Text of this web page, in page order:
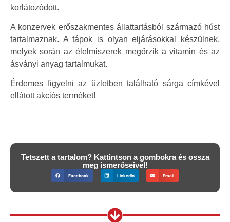
korlátozódott.
A konzervek erőszakmentes állattartásból származó húst
tartalmaznak. A tápok is olyan eljárásokkal készülnek,
melyek során az élelmiszerek megőrzik a vitamin és az
ásványi anyag tartalmukat.
Érdemes figyelni az üzletben található sárga címkével
ellátott akciós terméket!
Tetszett a tartalom? Kattintson a gombokra és ossza
meg ismerőseivel!
Facebook LinkedIn Email